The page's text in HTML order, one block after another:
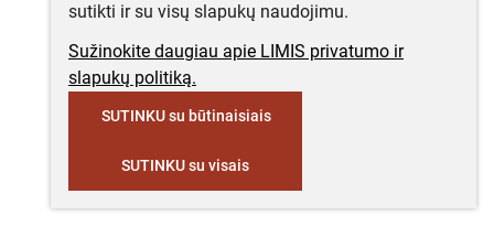
sutikti ir su visų slapukų naudojimu.
Sužinokite daugiau apie LIMIS privatumo ir
slapukų politiką.
SUTINKU su būtinaisiais
SUTINKU su visais